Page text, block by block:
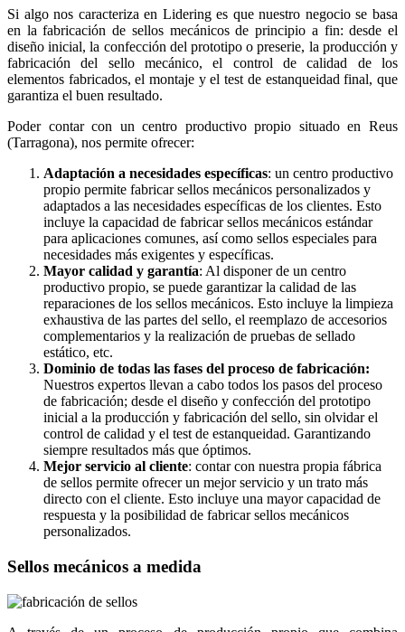
Si algo nos caracteriza en Lidering es que nuestro negocio se basa
en la fabricación de sellos mecánicos de principio a fin: desde el
diseño inicial, la confección del prototipo o preserie, la producción y
fabricación del sello mecánico, el control de calidad de los
elementos fabricados, el montaje y el test de estanqueidad final, que
garantiza el buen resultado.
Poder contar con un centro productivo propio situado en Reus
(Tarragona), nos permite ofrecer:
Adaptación a necesidades específicas: un centro productivo
propio permite fabricar sellos mecánicos personalizados y
adaptados a las necesidades específicas de los clientes. Esto
incluye la capacidad de fabricar sellos mecánicos estándar
para aplicaciones comunes, así como sellos especiales para
necesidades más exigentes y específicas.
Mayor calidad y garantía: Al disponer de un centro
productivo propio, se puede garantizar la calidad de las
reparaciones de los sellos mecánicos. Esto incluye la limpieza
exhaustiva de las partes del sello, el reemplazo de accesorios
complementarios y la realización de pruebas de sellado
estático, etc.
Dominio de todas las fases del proceso de fabricación:
Nuestros expertos llevan a cabo todos los pasos del proceso
de fabricación; desde el diseño y confección del prototipo
inicial a la producción y fabricación del sello, sin olvidar el
control de calidad y el test de estanqueidad. Garantizando
siempre resultados más que óptimos.
Mejor servicio al cliente: contar con nuestra propia fábrica
de sellos permite ofrecer un mejor servicio y un trato más
directo con el cliente. Esto incluye una mayor capacidad de
respuesta y la posibilidad de fabricar sellos mecánicos
personalizados.
Sellos mecánicos a medida